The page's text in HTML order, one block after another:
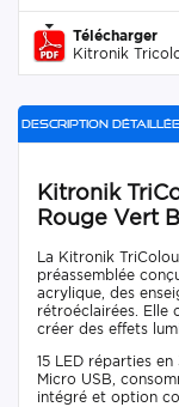
Télécharger
Kitronik
Description détaillée
Kitronik
Rouge Vert
La Kitronik
préassemblée
acrylique, des
rétroéclairées. Elle
créer des effets
15 LED réparties
Micro USB,
intégré et option